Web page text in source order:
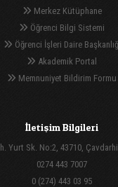
Merkez Kütüphane
Öğrenci Bilgi Sistemi
Öğrenci İşleri Daire
Akademik Portal
Memnuniyet Bildirim Formu
İletişim Bilgileri
Yurt Sk. No:2, 43710,
0274 443 7007
0 (274) 443 03 95